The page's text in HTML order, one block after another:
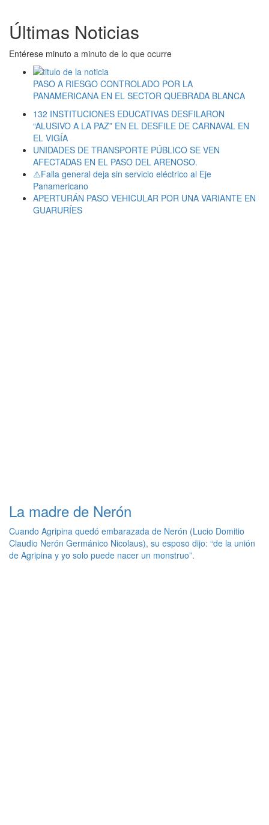
Últimas Noticias
Entérese minuto a minuto de lo que ocurre
PASO A RIESGO CONTROLADO POR LA
PANAMERICANA EN EL SECTOR QUEBRADA BLANCA
132 INSTITUCIONES EDUCATIVAS DESFILARON
“ALUSIVO A LA PAZ” EN EL DESFILE DE CARNAVAL EN
EL VIGÍA
UNIDADES DE TRANSPORTE PÚBLICO SE VEN
AFECTADAS EN EL PASO DEL ARENOSO.
⚠️Falla general deja sin servicio eléctrico al Eje
Panamericano
APERTURÁN PASO VEHICULAR POR UNA VARIANTE EN
GUARURÍES
La madre de Nerón
Cuando Agripina quedó embarazada de Nerón (Lucio Domitio
Claudio Nerón Germánico Nicolaus), su esposo dijo: “de la unión
de Agripina y yo solo puede nacer un monstruo”.